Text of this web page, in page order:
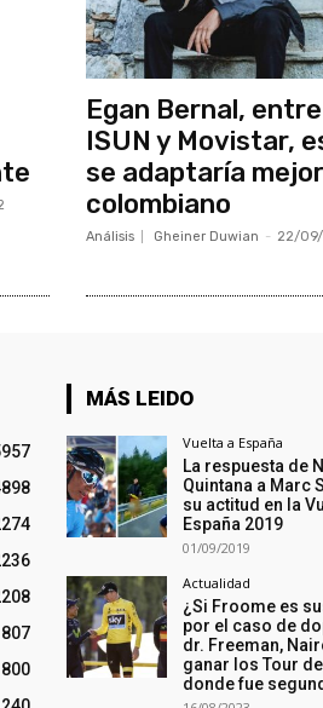
Egan Bernal,
ISUN y Movistar,
se adaptaría
colombiano
Análisis Gheiner Duwian - 22/09/
MÁS LEIDO
Vuelta a España
La respuesta de
Quintana a Marc
su actitud en la
España 2019
01/09/2019
Actualidad
¿Si Froome es
por el caso de
dr. Freeman,
ganar los Tour
donde fue